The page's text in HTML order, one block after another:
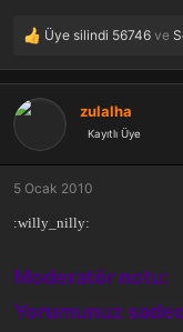
T
p
k
l
e
r
Üye silindi 56746 ve
zulalha
Kayıtlı Üye
5 Ocak 2010
:willy_nilly:
Moderatör notu:
Yorumunuz